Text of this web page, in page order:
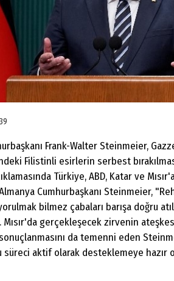
Frank-Walter Steinmeier,
Filistinli esirlerin serbest
Türkiye, ABD, Katar ve
Cumhurbaşkanı Steinmeier,
bilmez çabaları barışa doğru
Mısır'da gerçekleşecek zirvenin
da temenni eden
süreci aktif olarak desteklemeye hazır